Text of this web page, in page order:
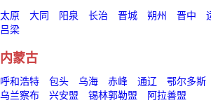
太原 大同 阳泉 长治 晋城 朔州 晋中
吕梁
内蒙古
呼和浩特 包头 乌海 赤峰 通辽 鄂尔多斯
乌兰察布
兴安盟 锡林郭勒盟 阿拉善盟